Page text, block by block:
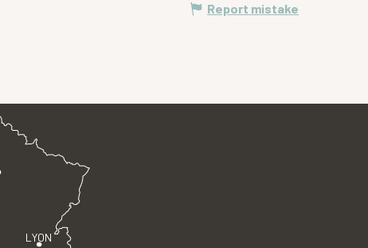
Report mistake
LYON